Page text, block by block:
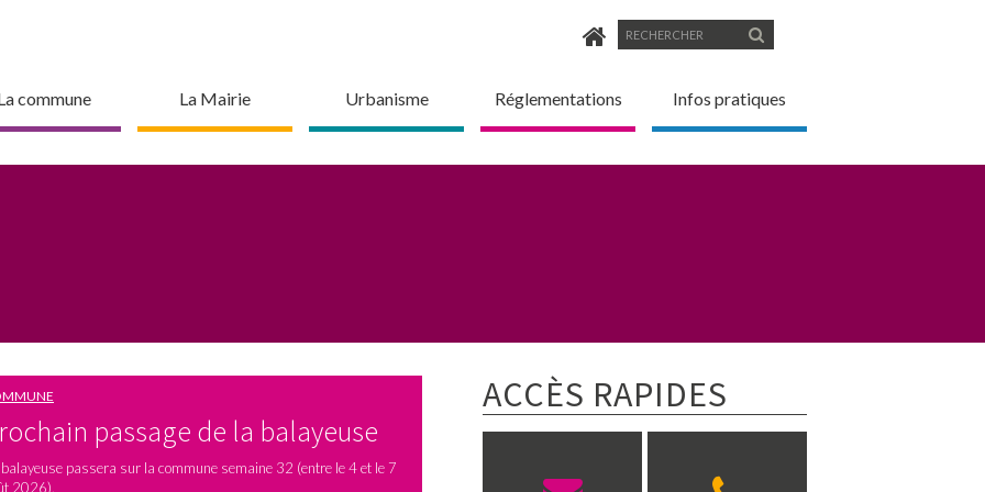
Formulaire
recherche
commune La Mairie Urbanisme Réglementations Infos pratiques
passage de la balayeuse
passera sur la commune semaine 32 (entre le 4 et le 7
2026).
ACCÈS RAPIDES